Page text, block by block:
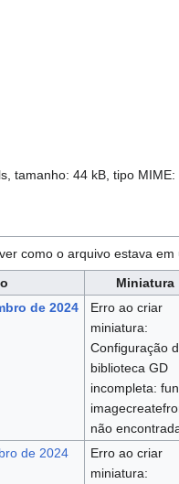
tamanho: 44 kB, tipo MIME:
como o arquivo estava em
Miniatura
de 2024
Erro ao criar
miniatura:
Configuração
biblioteca GD
incompleta:
não
de 2024
Erro ao criar
miniatura: